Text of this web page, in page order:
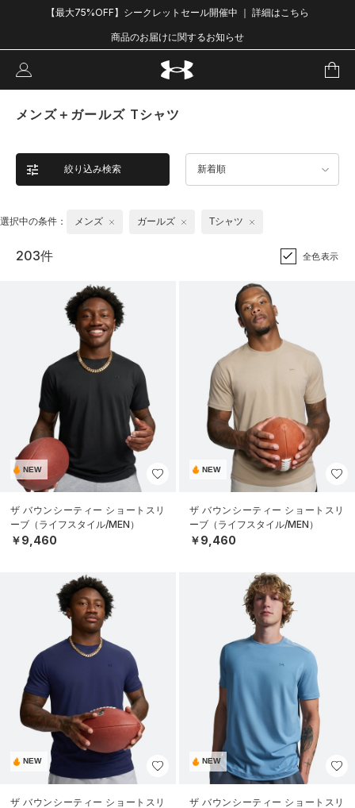
【最大75%OFF】シークレットセール開催中 ｜ 詳細はこちら
商品のお届けに関するお知らせ
メンズ＋ガールズ Tシャツ
絞り込み検索 新着順
選択中の条件： メンズ ガールズ Tシャツ
203件 全色表示
NEW
ザ バウンシーティー ショートスリ
ーブ（ライフスタイル/MEN）
￥9,460
NEW
ザ バウンシーティー ショートスリ
ーブ（ライフスタイル/MEN）
￥9,460
NEW
ザ バウンシーティー ショートスリ
NEW
ザ バウンシーティー ショートスリ